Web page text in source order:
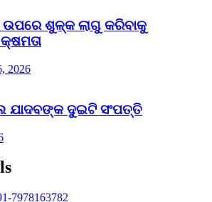
ଶୁଳ୍କ ଲାଗୁ କରିବାକୁ
2026
ଯାଦବଙ୍କ ଦୁଇଟି ସଂପତ୍ତି
7978163782